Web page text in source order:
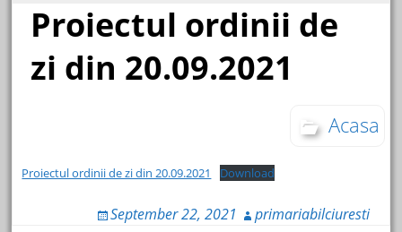
Proiectul ordinii de
zi din 20.09.2021
Acasa
Proiectul ordinii de zi din 20.09.2021 Download
September 22, 2021 primariabilciuresti